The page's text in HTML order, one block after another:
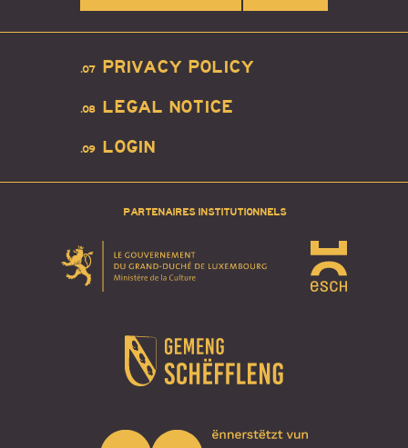
PRIVACY POLICY
.07
LEGAL NOTICE
.08
LOGIN
.09
PARTENAIRES INSTITUTIONNELS